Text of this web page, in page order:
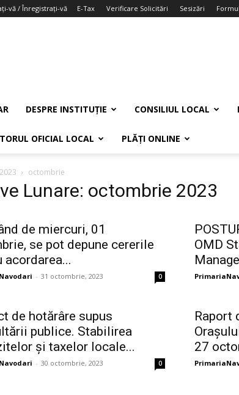
vă / Înregistrați-vă E-Tax Verificare Solicitări Sesizări
DESPRE INSTITUȚIE CONSILIUL LOCAL
OFICIAL LOCAL PLĂȚI ONLINE
2023 octombrie
Lunare: octombrie 2023
de miercuri, 01
se pot depune cererile
acordarea...
- 31 octombrie, 2023 0
OMD
de hotărâre supus
publice. Stabilirea
și taxelor locale...
- 30 octombrie, 2023 0
Raport
27